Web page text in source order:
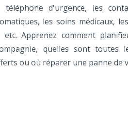
téléphone d'urgence, les
les soins médicaux,
etc. Apprenez comment
quelles sont toutes
ou où réparer une panne de